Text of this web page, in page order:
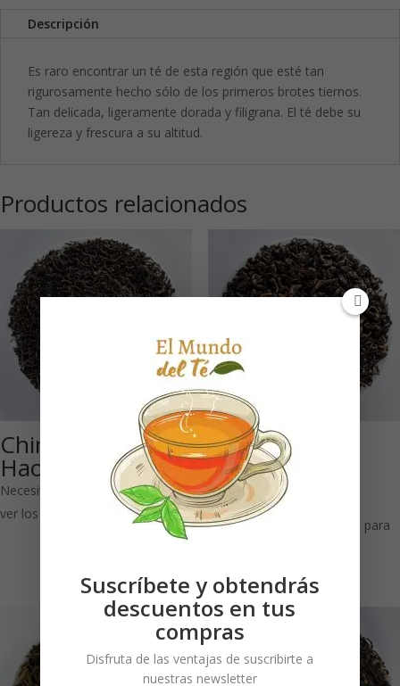
Descripción
Es raro encontrar un té de esta región que esté tan
rigurosamente hecho sólo de los primeros brotes tiernos.
Tan delicada, ligeramente dorada y filigrana. El té debe su
ligereza y frescura a su altitud.
Productos relacionados
China Keemun
Hao Ya A
Necesitas estar registrado para
ver los precios
China
Gunpowder
Negro
Necesitas estar registrado para
Suscríbete y obtendrás
descuentos en tus
compras
Disfruta de las ventajas de suscribirte a
nuestras newsletter